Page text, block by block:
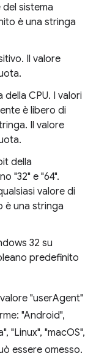
sistema
è una stringa
Il valore
CPU. I valori
è libero di
Il valore
della
"32" e "64".
valore di
è una stringa
32 su
predefinito
"userAgent"
"Android",
"Linux", "macOS",
essere omesso.